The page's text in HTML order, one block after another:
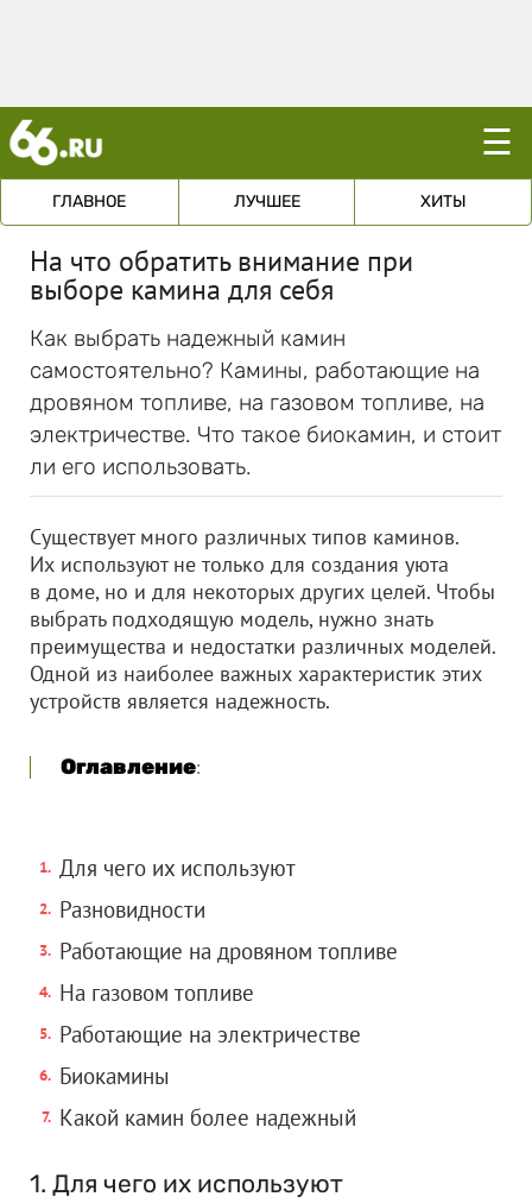
☰
ГЛАВНОЕ ЛУЧШЕЕ ХИТЫ
На что обратить внимание при
выборе камина для себя
Как выбрать надежный камин
самостоятельно? Камины, работающие на
дровяном топливе, на газовом топливе, на
электричестве. Что такое биокамин, и стоит
ли его использовать.
Существует много различных типов каминов.
Их используют не только для создания уюта
в доме, но и для некоторых других целей. Чтобы
выбрать подходящую модель, нужно знать
преимущества и недостатки различных моделей.
Одной из наиболее важных характеристик этих
устройств является надежность.
Оглавление:
Для чего их используют
Разновидности
Работающие на дровяном топливе
На газовом топливе
Работающие на электричестве
Биокамины
Какой камин более надежный
1. Для чего их используют